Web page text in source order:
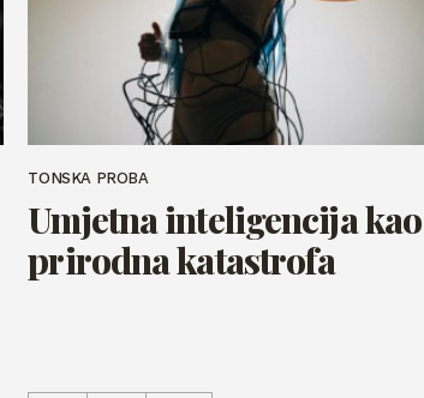
TONSKA PROBA
Umjetna inteligencija kao
prirodna katastrofa